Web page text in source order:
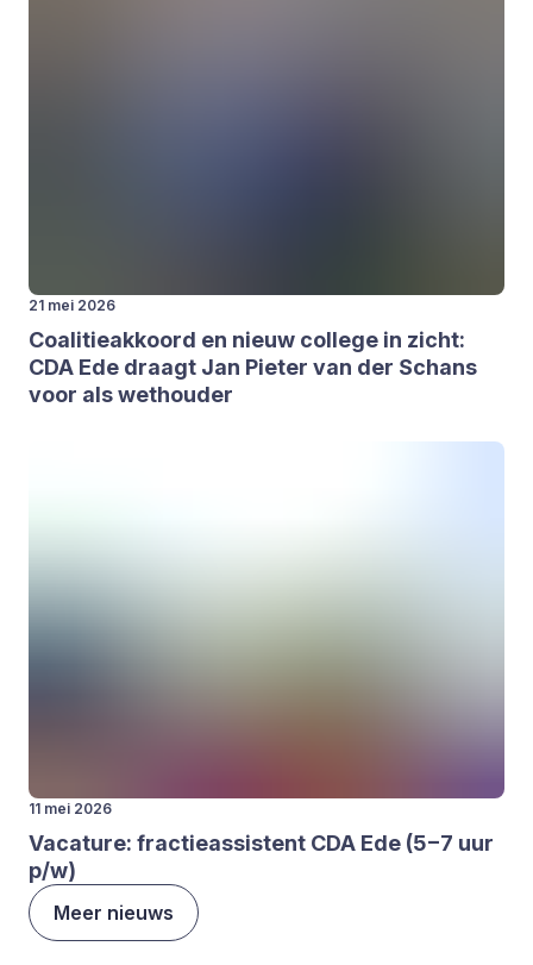
21 mei 2026
Coa­li­tie­ak­koord en nieuw col­le­ge in zicht:
CDA Ede draagt Jan Pie­ter van der Schans
voor als wet­hou­der
11 mei 2026
Vaca­tu­re: frac­tie­as­sis­tent CDA Ede (5−7 uur
p/​w)
Meer nieuws